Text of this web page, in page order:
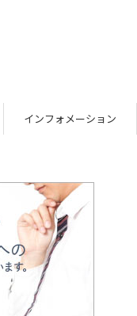
インフォメーション